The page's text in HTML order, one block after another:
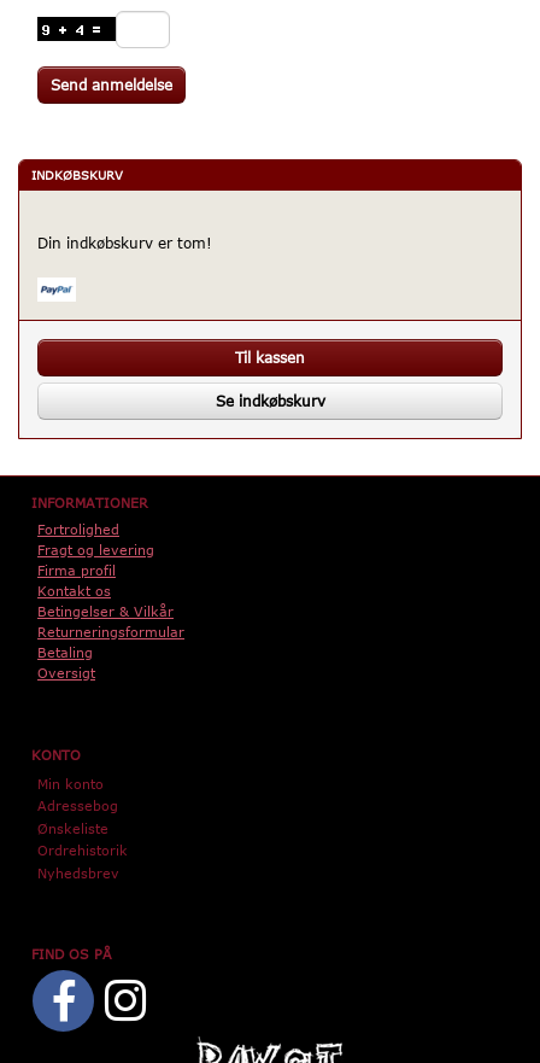
Send anmeldelse
INDKØBSKURV
Din indkøbskurv er tom!
Til kassen
Se indkøbskurv
INFORMATIONER
Fortrolighed
Fragt og levering
Firma profil
Kontakt os
Betingelser & Vilkår
Returneringsformular
Betaling
Oversigt
KONTO
Min konto
Adressebog
Ønskeliste
Ordrehistorik
Nyhedsbrev
FIND OS PÅ